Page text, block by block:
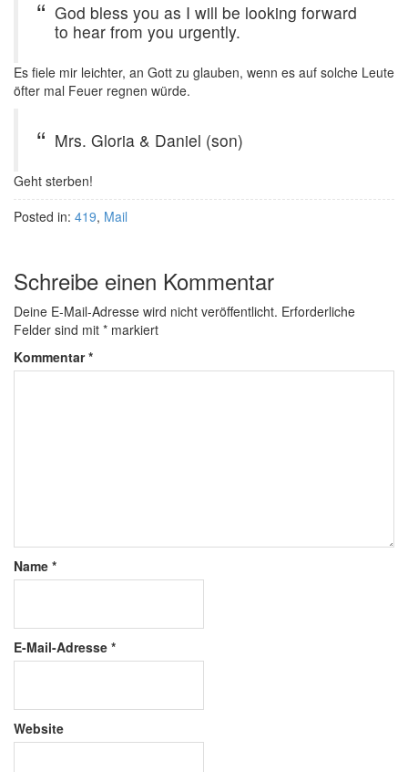
God bless you as I will be looking forward
to hear from you urgently.
Es fiele mir leichter, an Gott zu glauben, wenn es auf solche Leute
öfter mal Feuer regnen würde.
Mrs. Gloria & Daniel (son)
Geht sterben!
Posted in: 419, Mail
Schreibe einen Kommentar
Deine E-Mail-Adresse wird nicht veröffentlicht. Erforderliche
Felder sind mit * markiert
Kommentar*
Name *
E-Mail-Adresse *
Website